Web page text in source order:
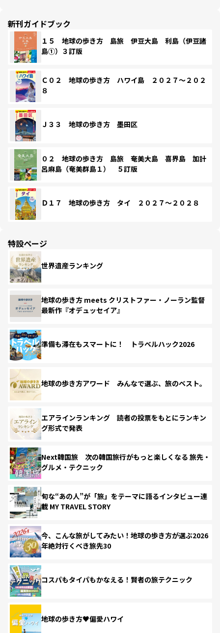
新刊ガイドブック
１５ 地球の歩き方 島旅 伊豆大島 利島（伊豆諸
島①）３訂版
Ｃ０２ 地球の歩き方 ハワイ島 ２０２７～２０２
８
Ｊ３３ 地球の歩き方 墨田区
０２ 地球の歩き方 島旅 奄美大島 喜界島 加計
呂麻島（奄美群島１） ５訂版
Ｄ１７ 地球の歩き方 タイ ２０２７～２０２８
特設ページ
世界遺産ランキング
地球の歩き方 meets クリストファー・ノーラン監督
最新作『オデュッセイア』
準備も滞在もスマートに！ トラベルハック2026
地球の歩き方アワード みんなで選ぶ、旅のベスト。
エアラインランキング 読者の投票をもとにランキン
グ形式で発表
Next韓国旅 次の韓国旅行がもっと楽しくなる 旅先・
グルメ・テクニック
旬な“あの人”が「旅」をテーマに語るインタビュー連
載 MY TRAVEL STORY
今、こんな旅がしてみたい！地球の歩き方が選ぶ2026
年絶対行くべき旅先30
コスパもタイパもかなえる！賢者の旅テクニック
地球の歩き方♥偏愛ハワイ